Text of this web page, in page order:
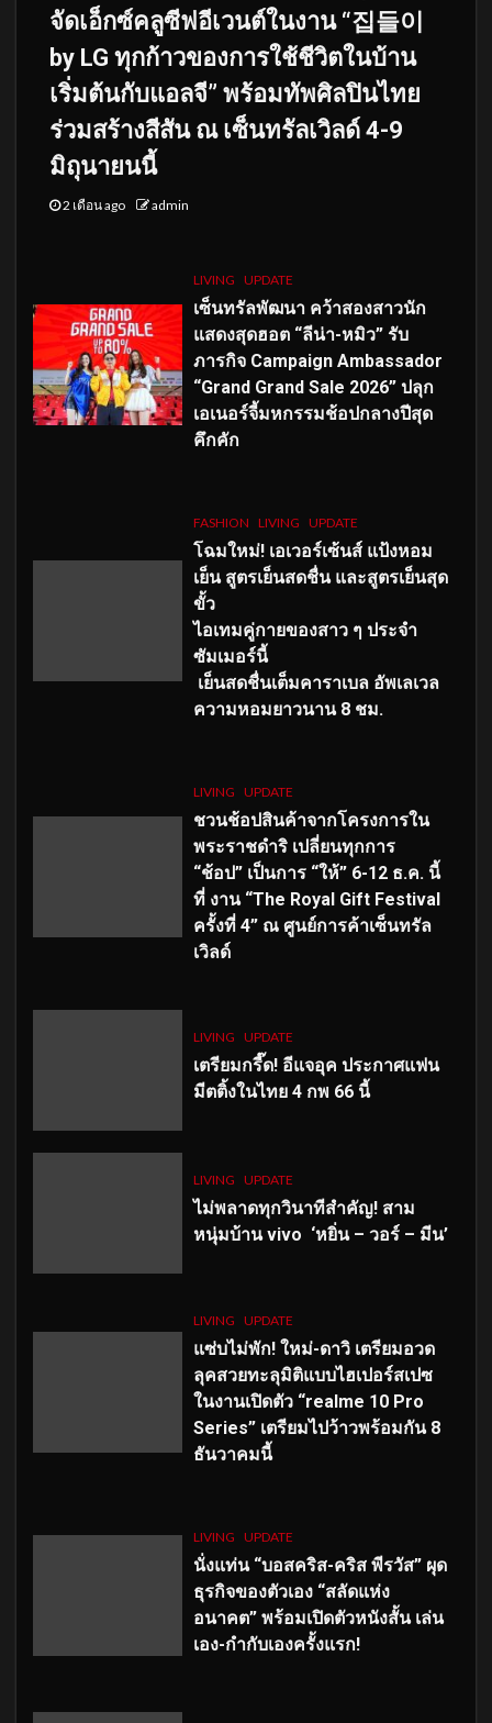
จัดเอ็กซ์คลูซีฟอีเวนต์ในงาน “집들이
by LG ทุกก้าวของการใช้ชีวิตในบ้าน
เริ่มต้นกับแอลจี” พร้อมทัพศิลปินไทย
ร่วมสร้างสีสัน ณ เซ็นทรัลเวิลด์ 4-9
มิถุนายนนี้
2 เดือน ago admin
LIVING UPDATE
เซ็นทรัลพัฒนา คว้าสองสาวนัก
แสดงสุดฮอต “ลีน่า-หมิว” รับ
ภารกิจ Campaign Ambassador
“Grand Grand Sale 2026” ปลุก
เอเนอร์จี้มหกรรมช้อปกลางปีสุด
คึกคัก
FASHION LIVING UPDATE
โฉมใหม่! เอเวอร์เซ้นส์ แป้งหอม
เย็น สูตรเย็นสดชื่น และสูตรเย็นสุด
ขั้ว
ไอเทมคู่กายของสาว ๆ ประจำ
ซัมเมอร์นี้
เย็นสดชื่นเต็มคาราเบล อัพเลเวล
ความหอมยาวนาน 8 ชม.
LIVING UPDATE
ชวนช้อปสินค้าจากโครงการใน
พระราชดำริ เปลี่ยนทุกการ
“ช้อป” เป็นการ “ให้” 6-12 ธ.ค. นี้
ที่ งาน “The Royal Gift Festival
ครั้งที่ 4” ณ ศูนย์การค้าเซ็นทรัล
เวิลด์
LIVING UPDATE
เตรียมกรี๊ด! อีแจอุค ประกาศแฟน
มีตติ้งในไทย 4 กพ 66 นี้
LIVING UPDATE
ไม่พลาดทุกวินาทีสำคัญ! สาม
หนุ่มบ้าน vivo ‘หยิ่น – วอร์ – มีน’
LIVING UPDATE
แซ่บไม่พัก! ใหม่-ดาวิ เตรียมอวด
ลุคสวยทะลุมิติแบบไฮเปอร์สเปซ
ในงานเปิดตัว “realme 10 Pro
Series” เตรียมไปว้าวพร้อมกัน 8
ธันวาคมนี้
LIVING UPDATE
นั่งแท่น “บอสคริส-คริส พีรวัส” ผุด
ธุรกิจของตัวเอง “สลัดแห่ง
อนาคต” พร้อมเปิดตัวหนังสั้น เล่น
เอง-กำกับเองครั้งแรก!